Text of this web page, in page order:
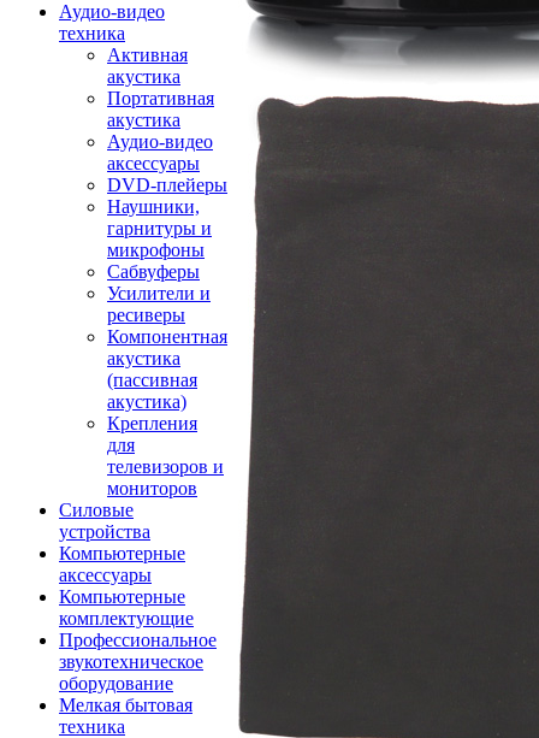
Аудио-видео
техника
Активная
акустика
Портативная
акустика
Аудио-видео
аксессуары
DVD-плейеры
Наушники,
гарнитуры и
микрофоны
Сабвуферы
Усилители и
ресиверы
Компонентная
акустика
(пассивная
акустика)
Крепления
для
телевизоров и
мониторов
Силовые
устройства
Компьютерные
аксессуары
Компьютерные
комплектующие
Профессиональное
звукотехническое
оборудование
Мелкая бытовая
техника